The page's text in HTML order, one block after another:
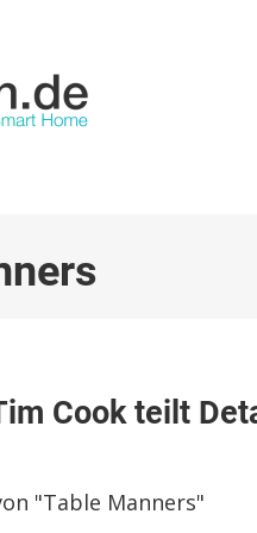
Cook teilt
"Table Manners"